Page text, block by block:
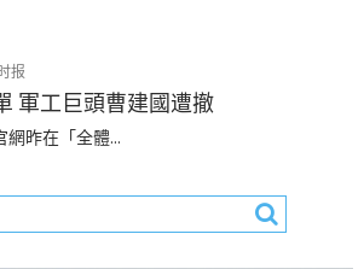
报
軍工巨頭曹建國遭撤
網昨在「全體...